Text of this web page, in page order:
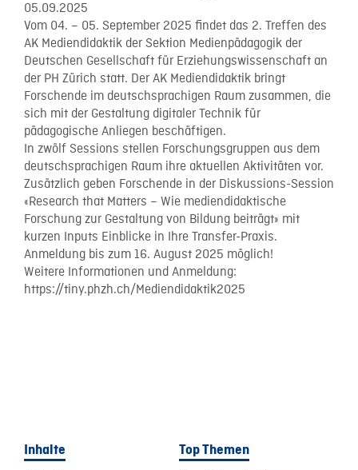
05.09.2025
Vom 04. – 05. September 2025 findet das 2. Treffen des
AK Mediendidaktik der Sektion Medienpädagogik der
Deutschen Gesellschaft für Erziehungswissenschaft an
der PH Zürich statt. Der AK Mediendidaktik bringt
Forschende im deutschsprachigen Raum zusammen, die
sich mit der Gestaltung digitaler Technik für
pädagogische Anliegen beschäftigen.
In zwölf Sessions stellen Forschungsgruppen aus dem
deutschsprachigen Raum ihre aktuellen Aktivitäten vor.
Zusätzlich geben Forschende in der Diskussions-Session
«Research that Matters – Wie mediendidaktische
Forschung zur Gestaltung von Bildung beiträgt» mit
kurzen Inputs Einblicke in Ihre Transfer-Praxis.
Anmeldung bis zum 16. August 2025 möglich!
Weitere Informationen und Anmeldung:
https://tiny.phzh.ch/Mediendidaktik2025
Inhalte Top Themen